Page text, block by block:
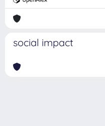
social impact